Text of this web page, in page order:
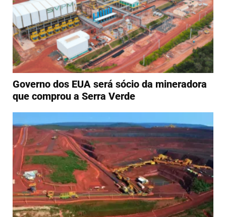
Governo dos EUA será sócio da mineradora
que comprou a Serra Verde